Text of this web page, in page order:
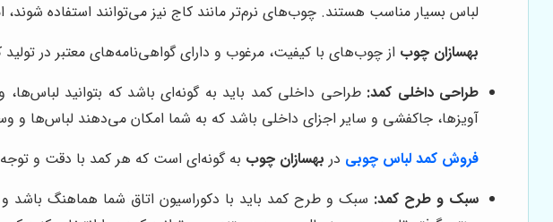
لباس بسیار مناسب هستند. چوب‌های نرم‌تر مانند کاج نیز می‌توانند استفاده شوند،
بهسازان چوب از چوب‌های با کیفیت، مرغوب و دارای گواهی‌نامه‌های معتبر در
طراحی داخلی کمد: طراحی داخلی کمد باید به گونه‌ای باشد که بتوانید
آویزها، جاکفشی و سایر اجزای داخلی باشد که به شما امکان می‌دهند لباس‌ها و
فروش کمد لباس چوبی در بهسازان چوب به گونه‌ای است که هر کمد با دقت و
سبک و طرح کمد: سبک و طرح کمد باید با دکوراسیون اتاق شما هماهنگ